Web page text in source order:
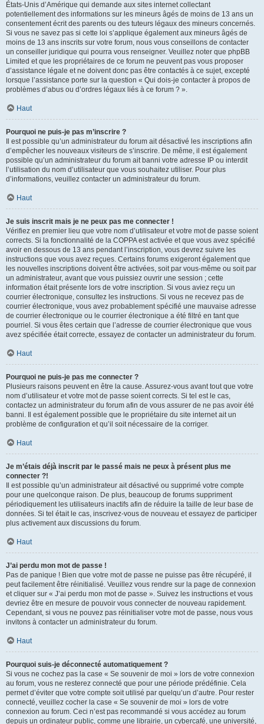
États-Unis d’Amérique qui demande aux sites internet collectant
potentiellement des informations sur les mineurs âgés de moins de 13 ans un
consentement écrit des parents ou des tuteurs légaux des mineurs concernés.
Si vous ne savez pas si cette loi s’applique également aux mineurs âgés de
moins de 13 ans inscrits sur votre forum, nous vous conseillons de contacter
un conseiller juridique qui pourra vous renseigner. Veuillez noter que phpBB
Limited et que les propriétaires de ce forum ne peuvent pas vous proposer
d’assistance légale et ne doivent donc pas être contactés à ce sujet, excepté
lorsque l’assistance porte sur la question « Qui dois-je contacter à propos de
problèmes d’abus ou d’ordres légaux liés à ce forum ? ».
Haut
Pourquoi ne puis-je pas m’inscrire ?
Il est possible qu’un administrateur du forum ait désactivé les inscriptions afin
d’empêcher les nouveaux visiteurs de s’inscrire. De même, il est également
possible qu’un administrateur du forum ait banni votre adresse IP ou interdit
l’utilisation du nom d’utilisateur que vous souhaitez utiliser. Pour plus
d’informations, veuillez contacter un administrateur du forum.
Haut
Je suis inscrit mais je ne peux pas me connecter !
Vérifiez en premier lieu que votre nom d’utilisateur et votre mot de passe soient
corrects. Si la fonctionnalité de la COPPA est activée et que vous avez spécifié
avoir en dessous de 13 ans pendant l’inscription, vous devrez suivre les
instructions que vous avez reçues. Certains forums exigeront également que
les nouvelles inscriptions doivent être activées, soit par vous-même ou soit par
un administrateur, avant que vous puissiez ouvrir une session ; cette
information était présente lors de votre inscription. Si vous aviez reçu un
courrier électronique, consultez les instructions. Si vous ne recevez pas de
courrier électronique, vous avez probablement spécifié une mauvaise adresse
de courrier électronique ou le courrier électronique a été filtré en tant que
pourriel. Si vous êtes certain que l’adresse de courrier électronique que vous
avez spécifiée était correcte, essayez de contacter un administrateur du forum.
Haut
Pourquoi ne puis-je pas me connecter ?
Plusieurs raisons peuvent en être la cause. Assurez-vous avant tout que votre
nom d’utilisateur et votre mot de passe soient corrects. Si tel est le cas,
contactez un administrateur du forum afin de vous assurer de ne pas avoir été
banni. Il est également possible que le propriétaire du site internet ait un
problème de configuration et qu’il soit nécessaire de la corriger.
Haut
Je m’étais déjà inscrit par le passé mais ne peux à présent plus me
connecter ?!
Il est possible qu’un administrateur ait désactivé ou supprimé votre compte
pour une quelconque raison. De plus, beaucoup de forums suppriment
périodiquement les utilisateurs inactifs afin de réduire la taille de leur base de
données. Si tel était le cas, inscrivez-vous de nouveau et essayez de participer
plus activement aux discussions du forum.
Haut
J’ai perdu mon mot de passe !
Pas de panique ! Bien que votre mot de passe ne puisse pas être récupéré, il
peut facilement être réinitialisé. Veuillez vous rendre sur la page de connexion
et cliquer sur « J’ai perdu mon mot de passe ». Suivez les instructions et vous
devriez être en mesure de pouvoir vous connecter de nouveau rapidement.
Cependant, si vous ne pouvez pas réinitialiser votre mot de passe, nous vous
invitons à contacter un administrateur du forum.
Haut
Pourquoi suis-je déconnecté automatiquement ?
Si vous ne cochez pas la case « Se souvenir de moi » lors de votre connexion
au forum, vous ne resterez connecté que pour une période prédéfinie. Cela
permet d’éviter que votre compte soit utilisé par quelqu’un d’autre. Pour rester
connecté, veuillez cocher la case « Se souvenir de moi » lors de votre
connexion au forum. Ceci n’est pas recommandé si vous accédez au forum
depuis un ordinateur public, comme une librairie, un cybercafé, une université,